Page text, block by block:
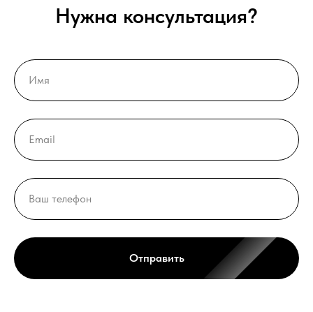
Нужна консультация?
Отправить